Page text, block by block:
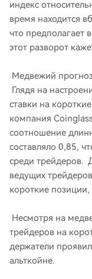
индекс
время находится
что
этот разворот
Медвежий
Глядя на
ставки на
компания
соотношение
составляло 0,85,
среди трейдеров.
ведущих
короткие
Несмотря на
трейдеров на
держатели
альткойне.